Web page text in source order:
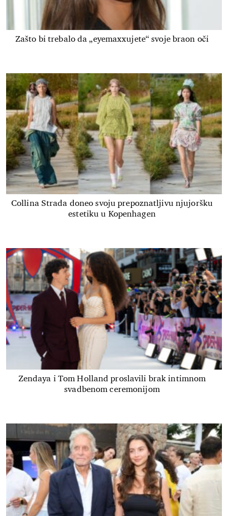
Zašto bi trebalo da „eyemaxxujete“ svoje braon oči
Collina Strada doneo svoju prepoznatljivu njujoršku
estetiku u Kopenhagen
Zendaya i Tom Holland proslavili brak intimnom
svadbenom ceremonijom